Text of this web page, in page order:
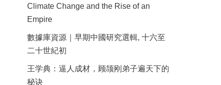
Climate Change and the Rise of an
Empire
數據庫資源｜早期中國研究選輯, 十六至
二十世紀初
王学典：逼人成材，顾颉刚弟子遍天下的
秘诀